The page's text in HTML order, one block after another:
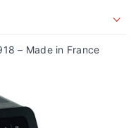
– Made in France